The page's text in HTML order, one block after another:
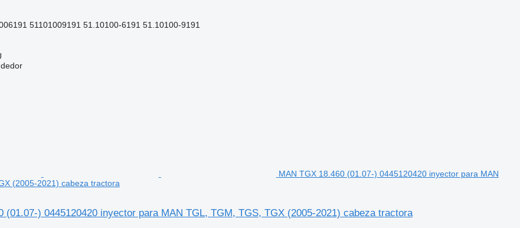
51101009191 51.10100-6191 51.10100-9191
MAN TGX 18.460 (01.07-) 0445120420 inyector para MAN
(2005-2021) cabeza tractora
(01.07-) 0445120420 inyector para MAN TGL, TGM, TGS, TGX (2005-2021) cabeza tractora